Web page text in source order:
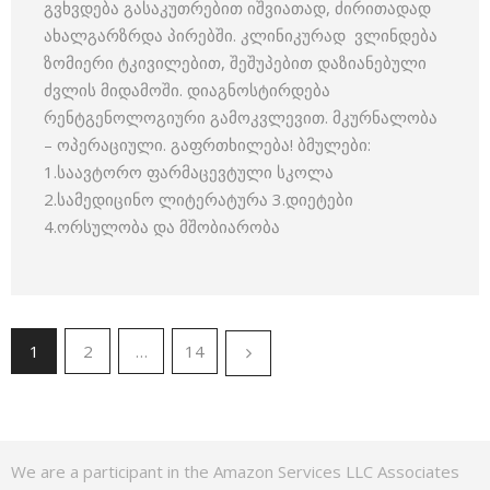
გვხვდება გასაკუთრებით იშვიათად, ძირითადად
ახალგარზრდა პირებში. კლინიკურად ვლინდება
ზომიერი ტკივილებით, შეშუპებით დაზიანებული
ძვლის მიდამოში. დიაგნოსტირდება
რენტგენოლოგიური გამოკვლევით. მკურნალობა
– ოპერაციული. გაფრთხილება! ბმულები:
1.საავტორო ფარმაცევტული სკოლა
2.სამედიცინო ლიტერატურა 3.დიეტები
4.ორსულობა და მშობიარობა
1 2 … 14
We are a participant in the Amazon Services LLC Associates